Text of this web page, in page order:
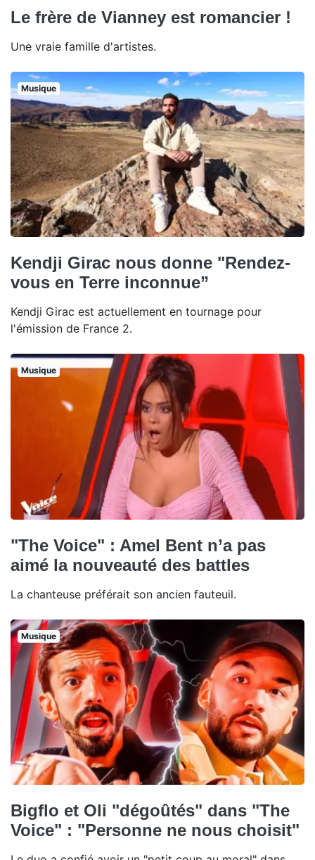
Le frère de Vianney est romancier !
Une vraie famille d'artistes.
Musique
Kendji Girac nous donne "Rendez-
vous en Terre inconnue”
Kendji Girac est actuellement en tournage pour
l'émission de France 2.
Musique
"The Voice" : Amel Bent n’a pas
aimé la nouveauté des battles
La chanteuse préférait son ancien fauteuil.
Musique
Bigflo et Oli "dégoûtés" dans "The
Voice" : "Personne ne nous choisit"